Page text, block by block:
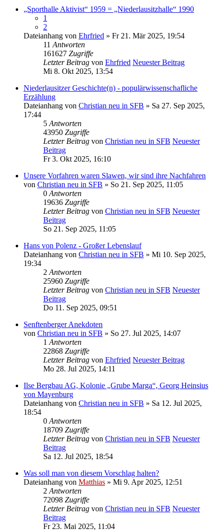
„Sporthalle Aktivist“ 1959 = „Niederlausitzhalle“ 1990
1
2
Dateianhang von Ehrfried » Fr 21. Mär 2025, 19:54
11 Antworten
161627 Zugriffe
Letzter Beitrag von Ehrfried Neuester Beitrag
Mi 8. Okt 2025, 13:54
Niederlausitzer Geschichte(n) - populärwissenschafliche
Erzählung
Dateianhang von Christian neu in SFB » Sa 27. Sep 2025,
17:44
5 Antworten
43950 Zugriffe
Letzter Beitrag von Christian neu in SFB Neuester
Beitrag
Fr 3. Okt 2025, 16:10
Unsere Vorfahren waren Slawen, wir sind ihre Nachfahren
von Christian neu in SFB » So 21. Sep 2025, 11:05
0 Antworten
19636 Zugriffe
Letzter Beitrag von Christian neu in SFB Neuester
Beitrag
So 21. Sep 2025, 11:05
Hans von Polenz - Großer Lebenslauf
Dateianhang von Christian neu in SFB » Mi 10. Sep 2025,
19:34
2 Antworten
25960 Zugriffe
Letzter Beitrag von Christian neu in SFB Neuester
Beitrag
Do 11. Sep 2025, 09:51
Senftenberger Anekdoten
von Christian neu in SFB » So 27. Jul 2025, 14:07
1 Antworten
22868 Zugriffe
Letzter Beitrag von Ehrfried Neuester Beitrag
Mo 28. Jul 2025, 14:11
Ilse Bergbau AG, Kolonie „Grube Marga“, Georg Heinsius
von Mayenburg
Dateianhang von Christian neu in SFB » Sa 12. Jul 2025,
18:54
0 Antworten
18709 Zugriffe
Letzter Beitrag von Christian neu in SFB Neuester
Beitrag
Sa 12. Jul 2025, 18:54
Was soll man von diesem Vorschlag halten?
Dateianhang von Matthias » Mi 9. Apr 2025, 12:51
2 Antworten
72098 Zugriffe
Letzter Beitrag von Christian neu in SFB Neuester
Beitrag
Fr 23. Mai 2025, 11:04